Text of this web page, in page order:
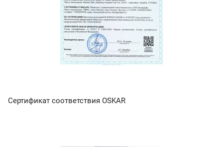
Сертификат соответствия OSKAR